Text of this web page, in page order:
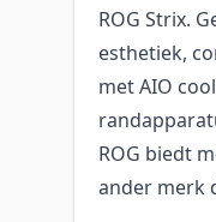
ROG Strix.
esthetiek,
met AIO
ROG biedt
ander merk